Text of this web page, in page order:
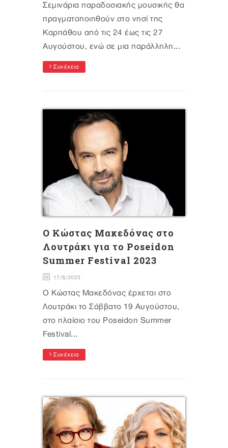
Σεμινάρια παραδοσιακής μουσικής θα
πραγματοποιηθούν στο νησί της
Καρπάθου από τις 24 έως τις 27
Αυγούστου, ενώ σε μια παράλληλη...
Συνέχεια
Ο Κώστας Μακεδόνας στο
Λουτράκι για το Poseidon
Summer Festival 2023
17/8/2023
Ο Κώστας Μακεδόνας έρχεται στο
Λουτράκι το Σάββατο 19 Αυγούστου,
στο πλαίσιο του Poseidon Summer
Festival...
Συνέχεια